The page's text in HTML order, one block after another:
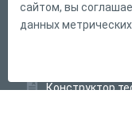
Форма
Конструктор
сайтом, вы
данных метрических